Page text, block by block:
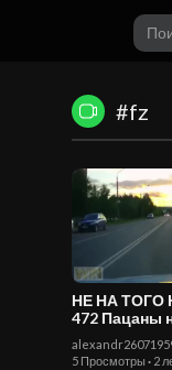
#fz
НЕ НА ТОГО
472 Пацаны на жигулях
погоня ДПС
5 Просмотры · 2